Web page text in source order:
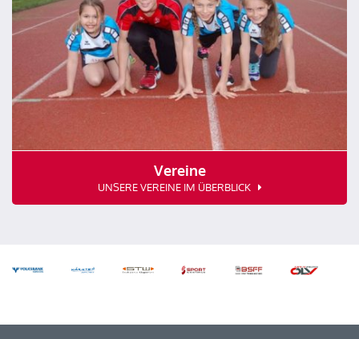
Vereine
UNSERE VEREINE IM ÜBERBLICK